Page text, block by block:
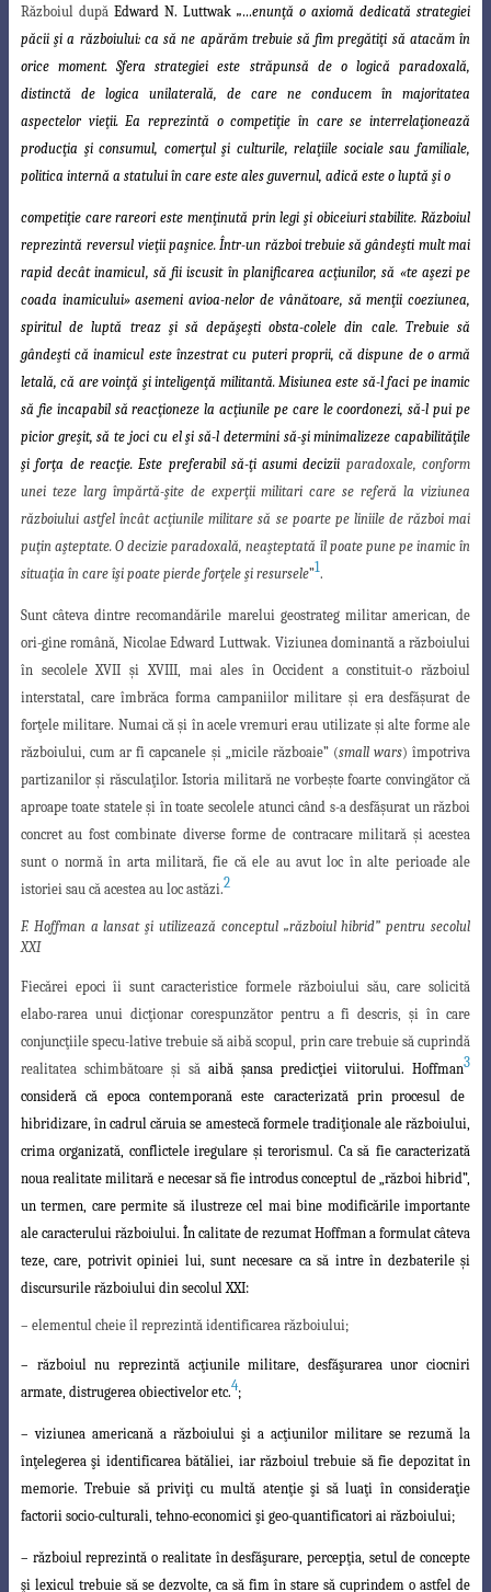
Războiul după Edward N. Luttwak„…enunţă o axiomă dedicată strategiei
păcii şi a războiului: ca să ne apărăm trebuie să fim pregătiţi să atacăm în
orice moment. Sfera strategiei este străpunsă de o logică paradoxală,
distinctă de logica unilaterală, de care ne conducem în majoritatea
aspectelor vieţii. Ea reprezintă o competiţie în carese interrelaţionează
producţia şi consumul, comerţul şi culturile, relaţiile sociale sau familiale,
politica internă a statului în care este ales guvernul, adică este o luptă şi o
competiţie care rareori este menţinută prin legi şi obiceiuri stabilite. Războiul
reprezintă reversul vieţii paşnice.Într-un război trebuie să gândeşti mult mai
rapid decât inamicul, să fii iscusit în planificarea acţiunilor, să «te aşezi pe
coada inamicului» asemeni avioa-nelor de vânătoare, să menţii coeziunea,
spiritul de luptă treaz şi să depăşeşti obsta-colele din cale. Trebuie să
gândeşti că inamicul este înzestrat cu puteri proprii, că dispune de o armă
letală, că are voinţă şi inteligenţă militantă. Misiunea este să-l faci pe inamic
să fie incapabil să reacţioneze la acţiunile pe care le coordonezi, să-l pui pe
picior greşit, să te joci cu el şi să-l determini să-şi minimalizeze capabilităţile
şi forţa dereacţie. Este preferabil să-ţi asumi decizii paradoxale, conform
unei teze larg împărtă-şite de experţii militari care se referă la viziunea
războiului astfel încât acţiunile militare să se poarte pe liniile de război mai
puţin aşteptate. O decizie paradoxală, neaşteptată îl poate pune pe inamic în
situaţia în care îşi poate pierde forţele şi resursele”1.
Sunt câteva dintre recomandările marelui geostrateg militar american, de
ori-gine română, Nicolae Edward Luttwak. Viziunea dominantă a războiului
în secolele XVII şi XVIII, mai ales în Occident a constituit-o războiul
interstatal, care îmbrăca forma campaniilor militare şi era desfăşurat de
forţele militare. Numai că şi în acele vremuri erau utilizate şi alte forme ale
războiului, cum ar fi capcanele şi „micile războaie” (small wars) împotriva
partizanilor şi răsculaţilor. Istoria militară ne vorbeşte foarte convingător că
aproape toate statele şi în toate secolele atunci când s-a desfăşurat un război
concret au fost combinate diverse forme de contracare militară şi acestea
sunt o normă în arta militară, fie că ele au avut loc în alte perioade ale
istoriei sau că acestea au loc astăzi.2
F. Hoffman a lansat şi utilizează conceptul „războiul hibrid” pentru secolul
XXI
Fiecărei epoci îi sunt caracteristice formele războiului său, care solicită
elabo-rarea unui dicţionar corespunzător pentru a fi descris, şi în care
conjuncţiile specu-lative trebuie să aibă scopul, prin care trebuie să cuprindă
realitatea schimbătoare şi să aibă şansa predicţiei viitorului. Hoffman3
consideră că epoca contemporană este caracterizată prin procesul de
hibridizare, în cadrul căruia se amestecă formele tradiţionale ale războiului,
crima organizată, conflictele iregulare şi terorismul. Ca să fie caracterizată
noua realitate militară e necesar să fie introdus conceptul de „războihibrid”,
un termen, care permite să ilustreze cel mai bine modificările importante
ale caracterului războiului. În calitate de rezumat Hoffman a formulat câteva
teze, care, potrivit opiniei lui, sunt necesare ca să intre în dezbaterile şi
discursurile războiului din secolul XXI:
– elementul cheie îl reprezintă identificarea războiului;
– războiul nu reprezintă acţiunile militare, desfăşurarea unor ciocniri
armate, distrugerea obiectivelor etc.4;
– viziunea americană a războiului şi a acţiunilor militare se rezumă la
înţelegereaşi identificarea bătăliei, iar războiul trebuie să fie depozitat în
memorie. Trebuie să priviţi cu multă atenţie şi să luaţi în consideraţie
factorii socio-culturali, tehno-economici şi geo-quantificatori ai războiului;
– războiul reprezintă o realitate în desfăşurare, percepţia, setul de concepte
şi lexicul trebuie să se dezvolte, ca să fim în stare să cuprindem o astfel de